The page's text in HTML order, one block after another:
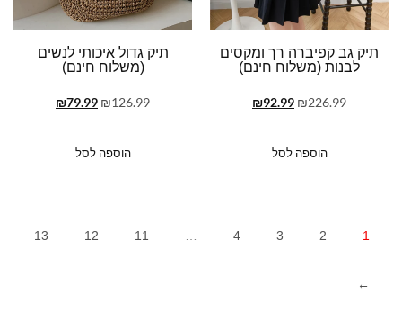
תיק גב קפיברה רך ומקסים
לבנות (משלוח חינם)
₪226.99
₪92.99
הוספה לסל
תיק גדול איכותי לנשים
(משלוח חינם)
₪126.99
₪79.99
הוספה לסל
1
2
3
4
11
12
13
←